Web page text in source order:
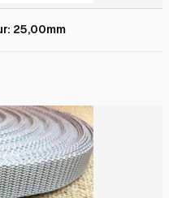
25,00mm